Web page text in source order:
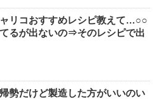
ャリコおすすめレシピ教えて…○○
るが出ないの⇒そのレシピで出
帰勢だけど製造した方がいいのい